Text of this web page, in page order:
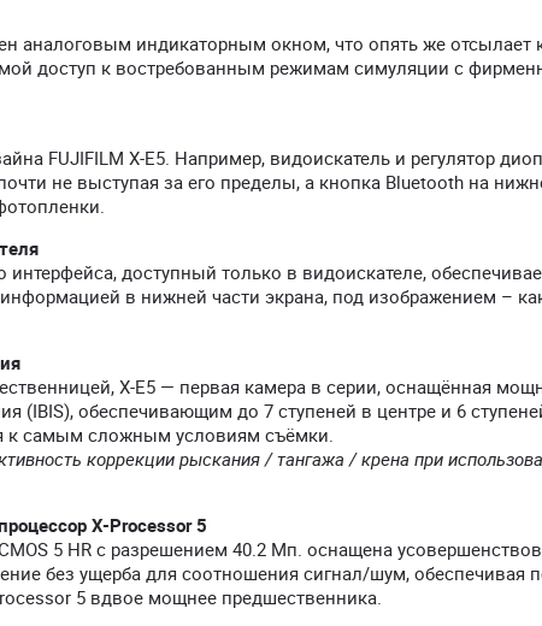
аналоговым индикаторным окном, что опять же отсылает
доступ к востребованным режимам симуляции с
FUJIFILM X-E5. Например, видоискатель и регулятор
не выступая за его пределы, а кнопка Bluetooth на
доступный только в видоискателе,
в нижней части экрана, под изображением –
X-E5 — первая камера в серии, оснащённая
(IBIS), обеспечивающим до 7 ступеней в центре и 6
к самым сложным условиям съёмки.
коррекции рыскания / тангажа / крена при
X-Processor 5
5 HR c разрешением 40.2 Мп. оснащена
без ущерба для соотношения сигнал/шум, обеспечивая
5 вдвое мощнее предшественника.